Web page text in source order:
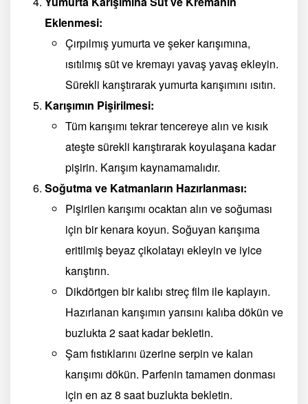
Eklenmesi:
Çırpılmış yumurta ve şeker karışımına,
ısıtılmış süt ve kremayı yavaş yavaş ekleyin.
Sürekli karıştırarak yumurta karışımını ısıtın.
Karışımın Pişirilmesi:
Tüm karışımı tekrar tencereye alın ve kısık
ateşte sürekli karıştırarak koyulaşana kadar
pişirin. Karışım kaynamamalıdır.
Soğutma ve Katmanların Hazırlanması:
Pişirilen karışımı ocaktan alın ve soğuması
için bir kenara koyun. Soğuyan karışıma
eritilmiş beyaz çikolatayı ekleyin ve iyice
karıştırın.
Dikdörtgen bir kalıbı streç film ile kaplayın.
Hazırlanan karışımın yarısını kalıba dökün ve
buzlukta 2 saat kadar bekletin.
Şam fıstıklarını üzerine serpin ve kalan
karışımı dökün. Parfenin tamamen donması
için en az 8 saat buzlukta bekletin.